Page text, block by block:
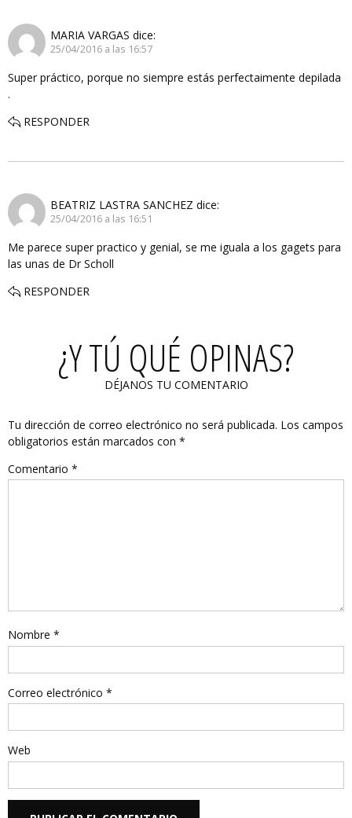
MARIA VARGAS dice:
25/04/2016 a las 16:57
Super práctico, porque no siempre estás perfectaimente depilada
.
RESPONDER
BEATRIZ LASTRA SANCHEZ dice:
25/04/2016 a las 16:51
Me parece super practico y genial, se me iguala a los gagets para
las unas de Dr Scholl
RESPONDER
¿Y TÚ QUÉ OPINAS?
DÉJANOS TU COMENTARIO
Tu dirección de correo electrónico no será publicada. Los campos
obligatorios están marcados con *
Comentario *
Nombre *
Correo electrónico *
Web